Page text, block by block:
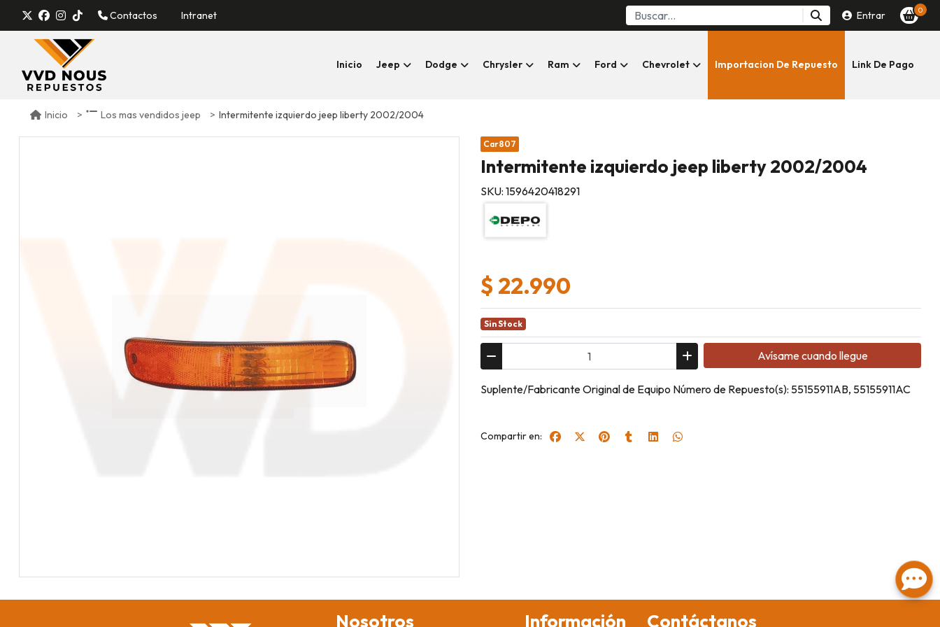
Contactos Intranet Entrar 0
Inicio Jeep Dodge Chrysler Ram Ford Chevrolet Importacion De Repuesto Link De Pago
Inicio Los mas vendidos jeep Intermitente izquierdo jeep liberty 2002/2004
Car807
Intermitente izquierdo jeep liberty 2002/2004
SKU: 1596420418291
$ 22.990
Sin Stock
Avísame cuando llegue
Suplente/Fabricante Original de Equipo Número de Repuesto(s): 55155911AB, 55155911AC
Compartir en:
Nosotros Información Contáctanos